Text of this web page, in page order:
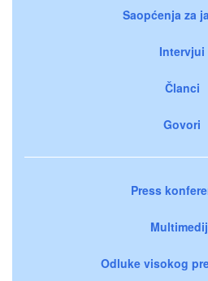
Saopćenja za
Intervjui
Članci
Govori
Press
Odluke visokog